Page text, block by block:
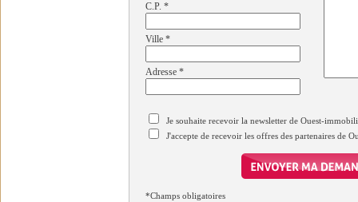
C.P. *
Ville *
Adresse *
Je souhaite recevoir la newsletter de Ouest-
J'accepte de recevoir les offres des partenaires de
*Champs obligatoires